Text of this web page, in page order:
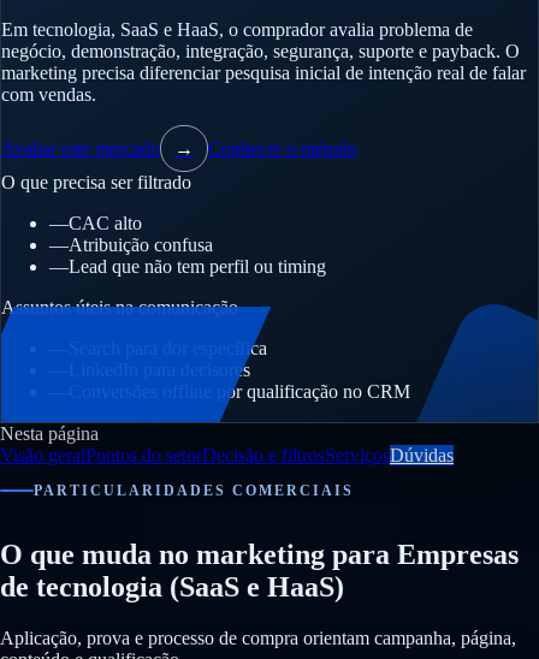
Em tecnologia, SaaS e HaaS, o comprador avalia problema de
negócio, demonstração, integração, segurança, suporte e payback. O
marketing precisa diferenciar pesquisa inicial de intenção real de falar
com vendas.
Avaliar este mercado →
Conhecer o método
O que precisa ser filtrado
—CAC alto
—Atribuição confusa
—Lead que não tem perfil ou timing
Assuntos úteis na comunicação
Search para dor específica
LinkedIn para decisores
Conversões offline por qualificação no CRM
Nesta página
Visão geralPontos do setorDecisão e filtrosServiçosDúvidas
PARTICULARIDADES COMERCIAIS
O que muda no marketing para Empresas
de tecnologia (SaaS e HaaS)
Aplicação, prova e processo de compra orientam campanha, página,